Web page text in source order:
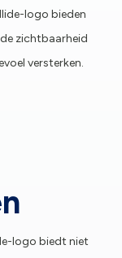
logo bieden
zichtbaarheid
versterken.
logo biedt niet